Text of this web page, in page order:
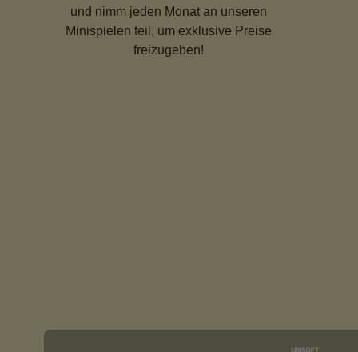
und nimm jeden Monat an unseren
Minispielen teil, um exklusive Preise
freizugeben!